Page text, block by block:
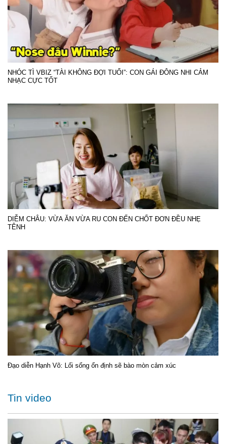
NHÓC TÌ VBIZ “TÀI KHÔNG ĐỢI TUỔI”: CON GÁI ĐÔNG NHI CẢM
NHẠC CỰC TỐT
DIỄM CHÂU: VỪA ĂN VỪA RU CON ĐẾN CHỐT ĐƠN ĐỀU NHẸ
TÊNH
Đạo diễn Hạnh Võ: Lối sống ổn định sẽ bào mòn cảm xúc
Tin video